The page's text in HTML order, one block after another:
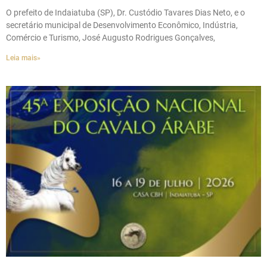
O prefeito de Indaiatuba (SP), Dr. Custódio Tavares Dias Neto, e o
secretário municipal de Desenvolvimento Econômico, Indústria,
Comércio e Turismo, José Augusto Rodrigues Gonçalves,
Leia mais»